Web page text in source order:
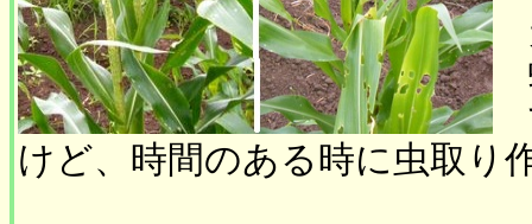
けど、時間のある時に虫取り